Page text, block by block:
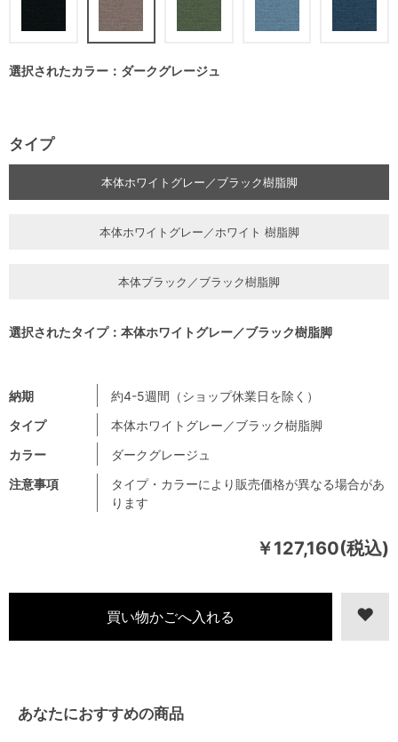
￥127,160(税込)
注意事項
タイプ・カラーにより販売価格が異なる場合があ
ります
納期
約4-5週間（ショップ休業日を除く）
タイプ
本体ホワイトグレー／ブラック樹脂脚
カラー
ダークグレージュ
選択されたカラー：ダークグレージュ
タイプ
本体ホワイトグレー／ブラック樹脂脚
本体ホワイトグレー／ホワイト 樹脂脚
本体ブラック／ブラック樹脂脚
選択されたタイプ：本体ホワイトグレー／ブラック樹脂脚
あなたにおすすめの商品